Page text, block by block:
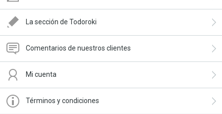
La sección de Todoroki
Comentarios de nuestros clientes
Mi cuenta
Términos y condiciones